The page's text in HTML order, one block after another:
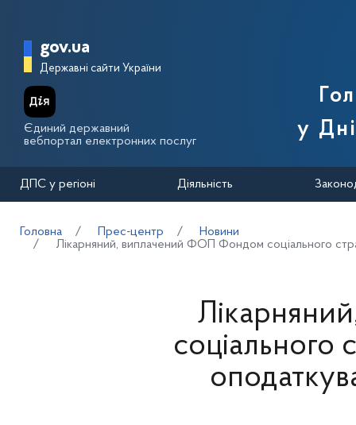
Головна сторінка Державної
gov.ua
Державні сайти України
Єдиний державний
вебпортал електронних послуг
у
ДПС у регіоні Діяльність
Головна Прес-центр
Новини
Лікарняний, виплачений ФОП Фондом соціального
соціального